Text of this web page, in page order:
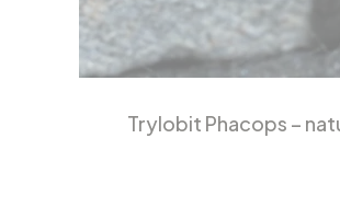
Trylobit Phacops –